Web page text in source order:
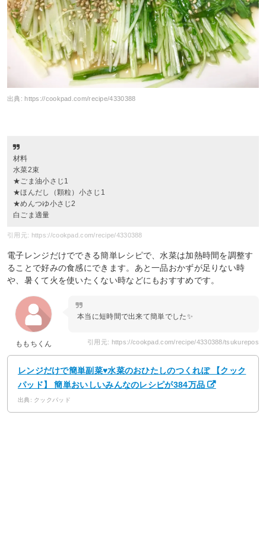
出典:https://cookpad.com/recipe/4330388
材料
水菜2束
★ごま油小さじ1
★ほんだし（顆粒）小さじ1
★めんつゆ小さじ2
白ごま適量
引用元: https://cookpad.com/recipe/4330388
電子レンジだけでできる簡単レシピで、水菜は加熱時間を調整す
ることで好みの食感にできます。あと一品おかずが足りない時
や、暑くて火を使いたくない時などにもおすすめです。
ももちくん
本当に短時間で出来て簡単でした✨
引用元: https://cookpad.com/recipe/4330388/tsukurepos
レンジだけで簡単副菜♥水菜のおひたしのつくれぽ 【クック
パッド】 簡単おいしいみんなのレシピが384万品
出典: クックパッド